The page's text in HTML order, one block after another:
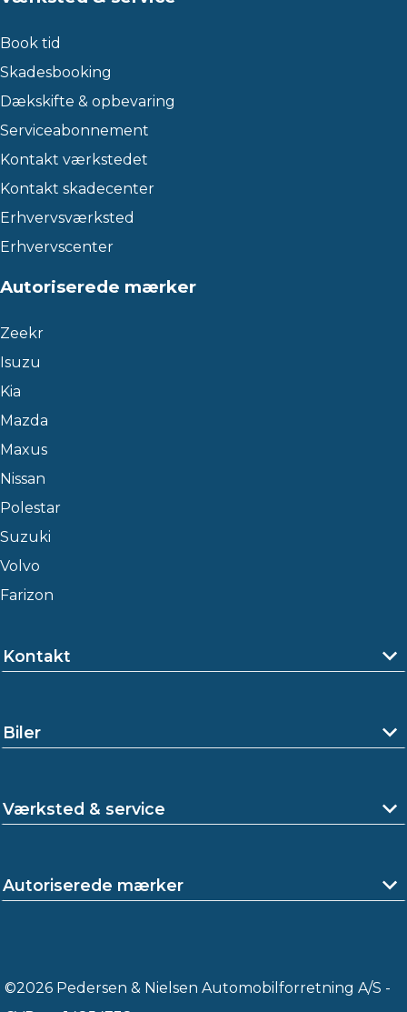
Book tid
Skadesbooking
Dækskifte & opbevaring
Serviceabonnement
Kontakt værkstedet
Kontakt skadecenter
Erhvervsværksted
Erhvervscenter
Autoriserede mærker
Zeekr
Isuzu
Kia
Mazda
Maxus
Nissan
Polestar
Suzuki
Volvo
Farizon
Kontakt
Biler
Værksted & service
Autoriserede mærker
©2026 Pedersen & Nielsen Automobilforretning A/S -